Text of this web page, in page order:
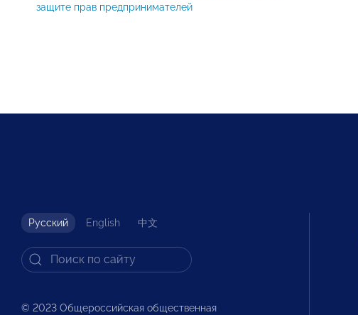
защите прав предпринимателей
Русский English 中文
© 2023 Общероссийская общественная